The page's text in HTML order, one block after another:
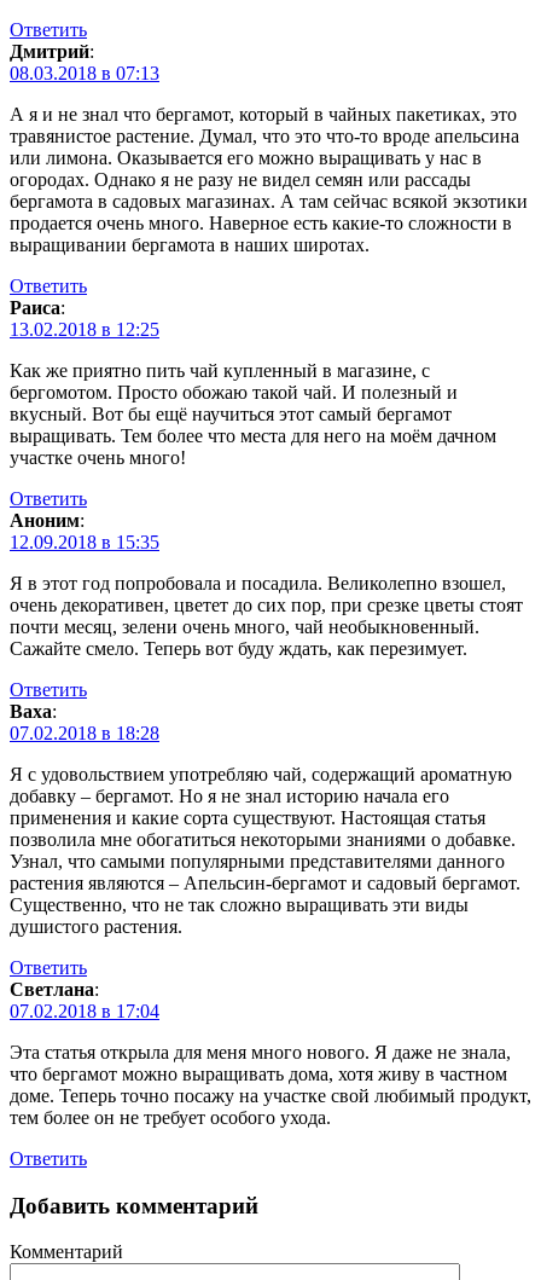
Ответить
Дмитрий:
08.03.2018 в 07:13
А я и не знал что бергамот, который в чайных пакетиках, это
травянистое растение. Думал, что это что-то вроде апельсина
или лимона. Оказывается его можно выращивать у нас в
огородах. Однако я не разу не видел семян или рассады
бергамота в садовых магазинах. А там сейчас всякой экзотики
продается очень много. Наверное есть какие-то сложности в
выращивании бергамота в наших широтах.
Ответить
Раиса:
13.02.2018 в 12:25
Как же приятно пить чай купленный в магазине, с
бергомотом. Просто обожаю такой чай. И полезный и
вкусный. Вот бы ещё научиться этот самый бергамот
выращивать. Тем более что места для него на моём дачном
участке очень много!
Ответить
Аноним:
12.09.2018 в 15:35
Я в этот год попробовала и посадила. Великолепно взошел,
очень декоративен, цветет до сих пор, при срезке цветы стоят
почти месяц, зелени очень много, чай необыкновенный.
Сажайте смело. Теперь вот буду ждать, как перезимует.
Ответить
Ваха:
07.02.2018 в 18:28
Я с удовольствием употребляю чай, содержащий ароматную
добавку – бергамот. Но я не знал историю начала его
применения и какие сорта существуют. Настоящая статья
позволила мне обогатиться некоторыми знаниями о добавке.
Узнал, что самыми популярными представителями данного
растения являются – Апельсин-бергамот и садовый бергамот.
Существенно, что не так сложно выращивать эти виды
душистого растения.
Ответить
Светлана:
07.02.2018 в 17:04
Эта статья открыла для меня много нового. Я даже не знала,
что бергамот можно выращивать дома, хотя живу в частном
доме. Теперь точно посажу на участке свой любимый продукт,
тем более он не требует особого ухода.
Ответить
Добавить комментарий
Комментарий